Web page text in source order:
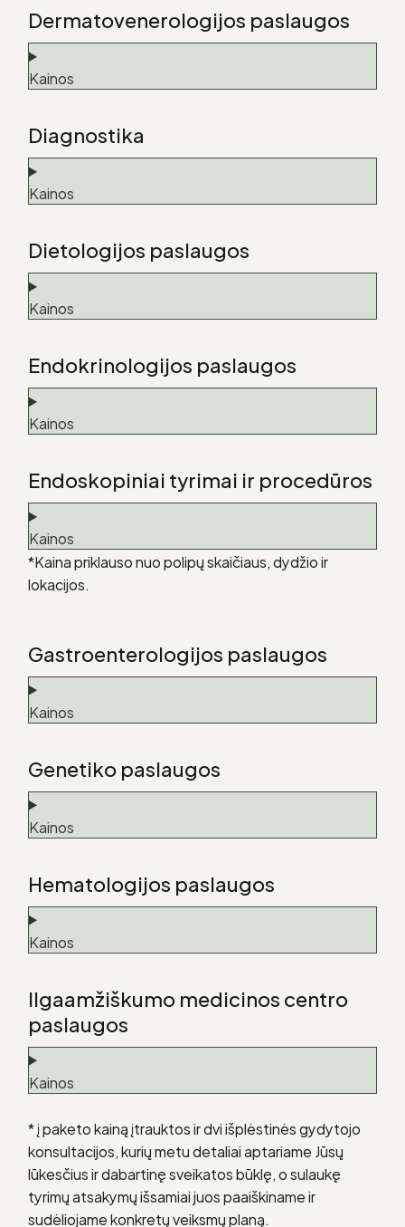
Dermatovenerologijos paslaugos
Kainos
Diagnostika
Kainos
Dietologijos paslaugos
Kainos
Endokrinologijos paslaugos
Kainos
Endoskopiniai tyrimai ir procedūros
Kainos
*Kaina priklauso nuo polipų skaičiaus, dydžio ir
lokacijos.
Gastroenterologijos paslaugos
Kainos
Genetiko paslaugos
Kainos
Hematologijos paslaugos
Kainos
Ilgaamžiškumo medicinos centro
paslaugos
Kainos
* į paketo kainą įtrauktos ir dvi išplėstinės gydytojo
konsultacijos, kurių metu detaliai aptariame Jūsų
lūkesčius ir dabartinę sveikatos būklę, o sulaukę
tyrimų atsakymų išsamiai juos paaiškiname ir
sudėliojame konkretų veiksmų planą.